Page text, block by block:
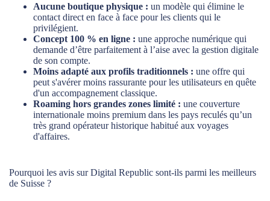
Aucune boutique physique : un modèle qui élimine le
contact direct en face à face pour les clients qui le
privilégient.
Concept 100 % en ligne : une approche numérique qui
demande d’être parfaitement à l’aise avec la gestion digitale
de son compte.
Moins adapté aux profils traditionnels : une offre qui
peut s'avérer moins rassurante pour les utilisateurs en quête
d'un accompagnement classique.
Roaming hors grandes zones limité : une couverture
internationale moins premium dans les pays reculés qu’un
très grand opérateur historique habitué aux voyages
d'affaires.
Pourquoi les avis sur Digital Republic sont-ils parmi les meilleurs
de Suisse ?